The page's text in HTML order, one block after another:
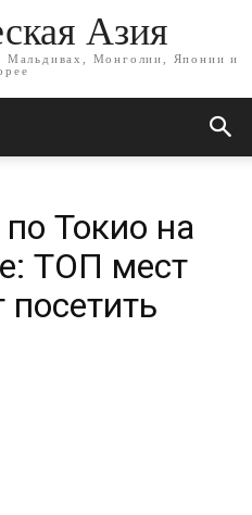
Азия
Мальдивах, Монголии, Японии и
Токио на
ТОП мест
посетить